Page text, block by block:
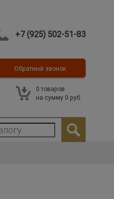
+7 (925) 502-51-83
Контакты
Обратный звонок
0 товаров
на сумму 0 руб.